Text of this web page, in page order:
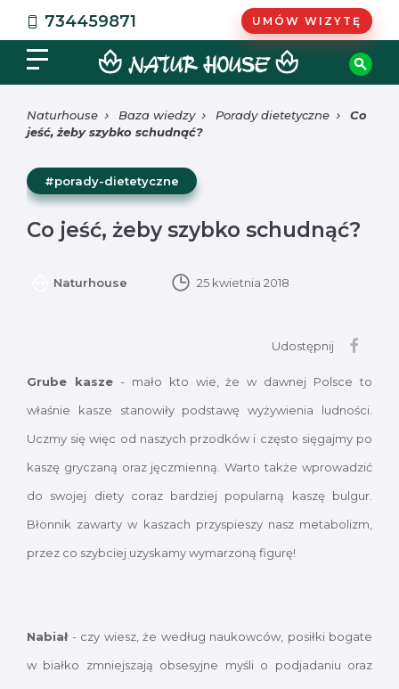
734459871 UMÓW WIZYTĘ
Naturhouse Baza wiedzy Porady dietetyczne
Co
jeść, żeby szybko schudnąć?
#porady-dietetyczne
Co jeść, żeby szybko schudnąć?
Naturhouse 25 kwietnia 2018
Udostępnij
Grube kasze- mało kto wie, że w dawnej Polsce to
właśnie kasze stanowiły podstawę wyżywienia ludności.
Uczmy się więc od naszych przodków i często sięgajmy po
kaszę gryczaną oraz jęczmienną. Warto także wprowadzić
do swojej diety coraz bardziej popularną kaszę bulgur.
Błonnik zawarty w kaszach przyspieszy nasz metabolizm,
przez co szybciej uzyskamy wymarzoną figurę!
Nabiał- czy wiesz, że według naukowców, posiłki bogate
w białko zmniejszają obsesyjne myśli o podjadaniu oraz